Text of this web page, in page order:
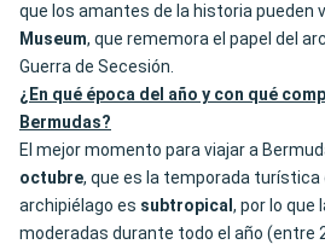
que los amantes de la historia pueden
Museum, que rememora el papel del
Guerra de Secesión.
¿En qué época del año y con qué
Bermudas?
El mejor momento para viajar a
octubre, que es la temporada turística
archipiélago es subtropical , por lo que
moderadas durante todo el año (entre